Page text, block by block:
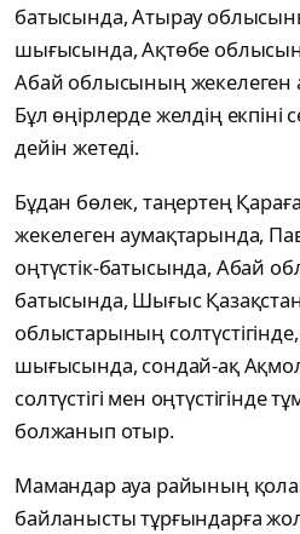
батысында, Атырау
шығысында, Ақтөбе
Абай облысының жекелеген
Бұл өңірлерде желдің екпіні
дейін жетеді.
Бұдан бөлек, таңертең
жекелеген аумақтарында,
оңтүстік-батысында, Абай
батысында, Шығыс
облыстарының
шығысында, сондай-ақ
солтүстігі мен оңтүстігінде
болжанып отыр.
Мамандар ауа райының
байланысты тұрғындарға